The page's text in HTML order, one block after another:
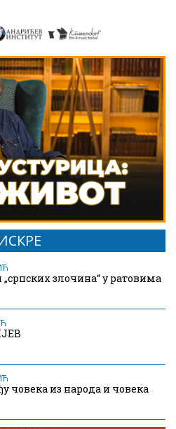
злочина“ у ратовима
човека из народа и човека